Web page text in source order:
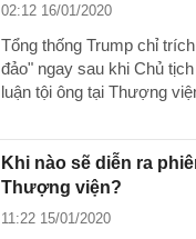
02:12 16/01/2020
Tổng thống Trump chỉ
đảo" ngay sau khi Chủ
luận tội ông tại Thượng
Khi nào sẽ diễn ra
Thượng viện?
11:22 15/01/2020